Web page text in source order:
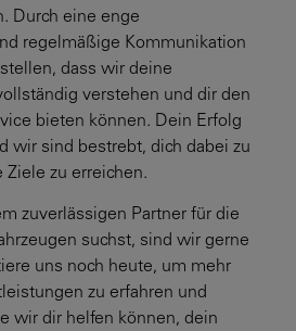
Durch eine enge
regelmäßige Kommunikation
dass wir deine
verstehen und dir den
bieten können. Dein Erfolg
wir sind bestrebt, dich dabei zu
zu erreichen.
zuverlässigen Partner für die
suchst, sind wir gerne
uns noch heute, um mehr
zu erfahren und
wir dir helfen können, dein